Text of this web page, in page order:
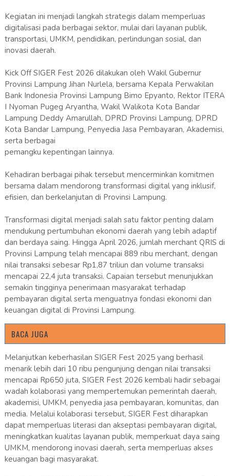
Kegiatan ini menjadi langkah strategis dalam memperluas
digitalisasi pada berbagai sektor, mulai dari layanan publik,
transportasi, UMKM, pendidikan, perlindungan sosial, dan
inovasi daerah.
Kick Off SIGER Fest 2026 dilakukan oleh Wakil Gubernur
Provinsi Lampung Jihan Nurlela, bersama Kepala Perwakilan
Bank Indonesia Provinsi Lampung Bimo Epyanto, Rektor ITERA
I Nyoman Pugeg Aryantha, Wakil Walikota Kota Bandar
Lampung Deddy Amarullah, DPRD Provinsi Lampung, DPRD
Kota Bandar Lampung, Penyedia Jasa Pembayaran, Akademisi,
serta berbagai
pemangku kepentingan lainnya.
Kehadiran berbagai pihak tersebut mencerminkan komitmen
bersama dalam mendorong transformasi digital yang inklusif,
efisien, dan berkelanjutan di Provinsi Lampung.
Transformasi digital menjadi salah satu faktor penting dalam
mendukung pertumbuhan ekonomi daerah yang lebih adaptif
dan berdaya saing. Hingga April 2026, jumlah merchant QRIS di
Provinsi Lampung telah mencapai 889 ribu merchant, dengan
nilai transaksi sebesar Rp1,87 triliun dan volume transaksi
mencapai 22,4 juta transaksi. Capaian tersebut menunjukkan
semakin tingginya penerimaan masyarakat terhadap
pembayaran digital serta menguatnya fondasi ekonomi dan
keuangan digital di Provinsi Lampung.
BACA JUGA
Melanjutkan keberhasilan SIGER Fest 2025 yang berhasil
menarik lebih dari 10 ribu pengunjung dengan nilai transaksi
mencapai Rp650 juta, SIGER Fest 2026 kembali hadir sebagai
wadah kolaborasi yang mempertemukan pemerintah daerah,
akademisi, UMKM, penyedia jasa pembayaran, komunitas, dan
media. Melalui kolaborasi tersebut, SIGER Fest diharapkan
dapat memperluas literasi dan akseptasi pembayaran digital,
meningkatkan kualitas layanan publik, memperkuat daya saing
UMKM, mendorong inovasi daerah, serta memperluas akses
keuangan bagi masyarakat.